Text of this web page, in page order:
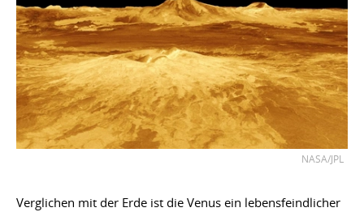
NASA/JPL
Verglichen mit der Erde ist die Venus ein lebensfeindlicher